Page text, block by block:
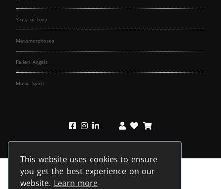
This website uses cookies to ensure
you get the best experience on our
website. Learn more
Story of Love
Métamorphoses
Fallen Angels
Music Spirit